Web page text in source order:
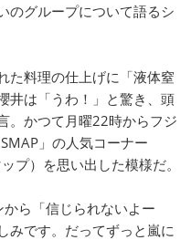
のグループについて語るシ
た料理の仕上げに「液体窒
井は「うわ！」と驚き、頭
。かつて月曜22時からフジ
」の人気コーナー
プ）を思い出した模様だ。
から「信じられないよー
みです。だってずっと嵐に